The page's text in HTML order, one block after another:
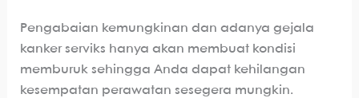
Pengabaian kemungkinan dan adanya gejala
kanker serviks hanya akan membuat kondisi
memburuk sehingga Anda dapat kehilangan
kesempatan perawatan sesegera mungkin.